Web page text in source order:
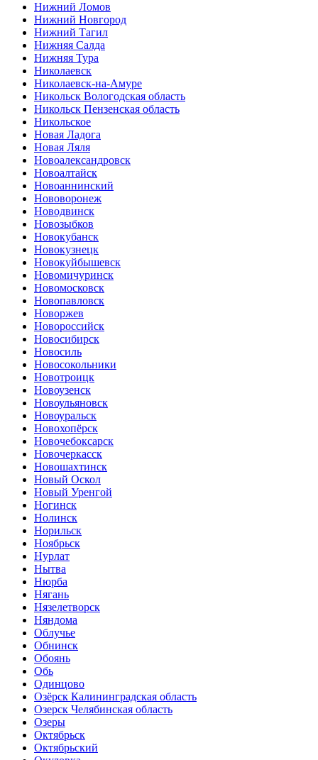
Нижний Ломов
Нижний Новгород
Нижний Тагил
Нижняя Салда
Нижняя Тура
Николаевск
Николаевск-на-Амуре
Никольск Вологодская область
Никольск Пензенская область
Никольское
Новая Ладога
Новая Ляля
Новоалександровск
Новоалтайск
Новоаннинский
Нововоронеж
Новодвинск
Новозыбков
Новокубанск
Новокузнецк
Новокуйбышевск
Новомичуринск
Новомосковск
Новопавловск
Новоржев
Новороссийск
Новосибирск
Новосиль
Новосокольники
Новотроицк
Новоузенск
Новоульяновск
Новоуральск
Новохопёрск
Новочебоксарск
Новочеркасск
Новошахтинск
Новый Оскол
Новый Уренгой
Ногинск
Нолинск
Норильск
Ноябрьск
Нурлат
Нытва
Нюрба
Нягань
Нязелетворск
Няндома
Облучье
Обнинск
Обоянь
Обь
Одинцово
Озёрск Калининградская область
Озерск Челябинская область
Озеры
Октябрьск
Октябрьский